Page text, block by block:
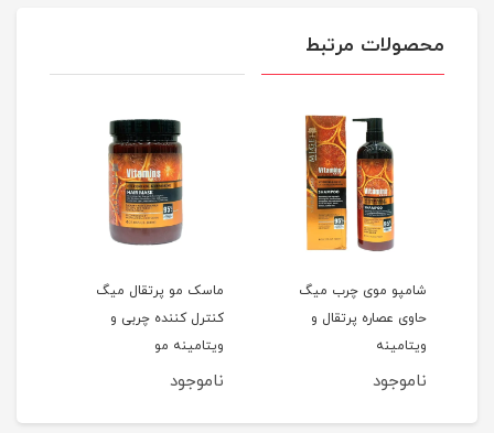
محصولات مرتبط
شامپو موی چرب میگ
حاوی عصاره پرتقال و
ویتامینه
ناموجود
ماسک مو پرتقال میگ
کنترل کننده چربی و
ویتامینه مو
ناموجود